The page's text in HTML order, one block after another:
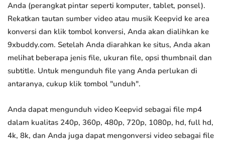
Anda (perangkat pintar seperti komputer, tablet, ponsel).
Rekatkan tautan sumber video atau musik Keepvid ke area
konversi dan klik tombol konversi, Anda akan dialihkan ke
9xbuddy.com. Setelah Anda diarahkan ke situs, Anda akan
melihat beberapa jenis file, ukuran file, opsi thumbnail dan
subtitle. Untuk mengunduh file yang Anda perlukan di
antaranya, cukup klik tombol "unduh".
Anda dapat mengunduh video Keepvid sebagai file mp4
dalam kualitas 240p, 360p, 480p, 720p, 1080p, hd, full hd,
4k, 8k, dan Anda juga dapat mengonversi video sebagai file